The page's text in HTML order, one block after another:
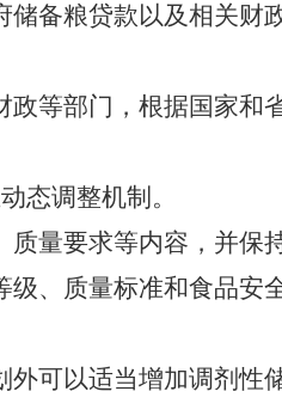
备粮贷款以及相关财政
等部门，根据国家和
态调整机制。
量要求等内容，并保
、质量标准和食品安
可以适当增加调剂性